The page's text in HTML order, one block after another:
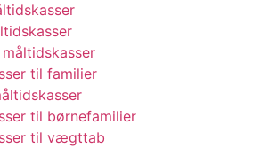
til familier
til børnefamilier
til vægttab